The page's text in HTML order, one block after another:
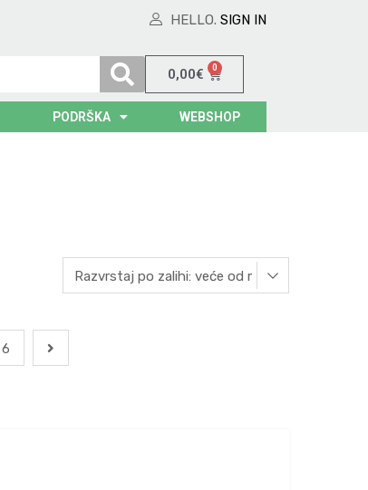
HELLO. SIGN IN
0,00€ 0
PODRŠKA WEBSHOP
6